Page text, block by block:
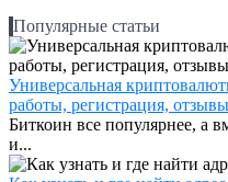
Популярные статьи
Универсальная
работы, регистрация, отзывы
Биткоин все популярнее, а
и...